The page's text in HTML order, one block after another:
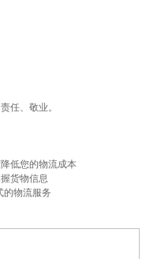
任、敬业。
低您的物流成本
货物信息
的物流服务